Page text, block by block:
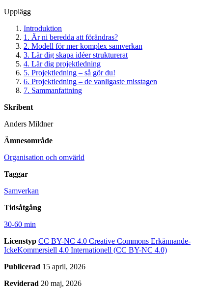
Upplägg
Introduktion
1. Är ni beredda att förändras?
2. Modell för mer komplex samverkan
3. Lär dig skapa idéer strukturerat
4. Lär dig projektledning
5. Projektledning – så gör du!
6. Projektledning – de vanligaste misstagen
7. Sammanfattning
Skribent
Anders Mildner
Ämnesområde
Organisation och omvärld
Taggar
Samverkan
Tidsåtgång
30-60 min
Licenstyp CC BY-NC 4.0 Creative Commons Erkännande-
IckeKommersiell 4.0 Internationell (CC BY-NC 4.0)
Publicerad 15 april, 2026
Reviderad 20 maj, 2026